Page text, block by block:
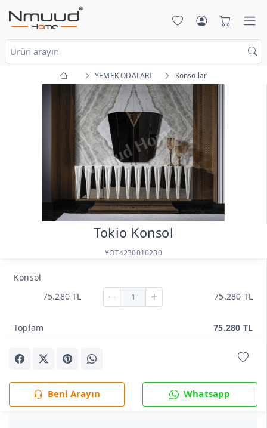
YEMEK ODALARI Konsollar
Tokio Konsol
YOT4230010230
Konsol
75.280 TL
75.280 TL
Toplam 75.280 TL
Beni Arayın Whatsapp